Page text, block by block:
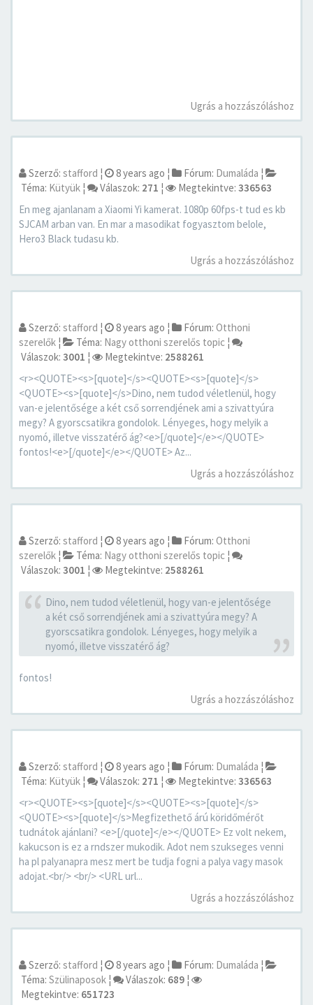
Ugrás a hozzászóláshoz
Szerző: stafford ¦ 8 years ago ¦ Fórum: Dumaláda ¦
Téma: Kütyük ¦ Válaszok: 271 ¦ Megtekintve: 336563
En meg ajanlanam a Xiaomi Yi kamerat. 1080p 60fps-t tud es kb
SJCAM arban van. En mar a masodikat fogyasztom belole,
Hero3 Black tudasu kb.
Ugrás a hozzászóláshoz
Szerző: stafford ¦ 8 years ago ¦ Fórum: Otthoni
szerelők ¦ Téma: Nagy otthoni szerelős topic ¦
Válaszok: 3001 ¦ Megtekintve: 2588261
<r><QUOTE><s>[quote]</s><QUOTE><s>[quote]</s>
<QUOTE><s>[quote]</s>Dino, nem tudod véletlenül, hogy
van-e jelentősége a két cső sorrendjének ami a szivattyúra
megy? A gyorscsatikra gondolok. Lényeges, hogy melyik a
nyomó, illetve visszatérő ág?<e>[/quote]</e></QUOTE>
fontos!<e>[/quote]</e></QUOTE> Az...
Ugrás a hozzászóláshoz
Szerző: stafford ¦ 8 years ago ¦ Fórum: Otthoni
szerelők ¦ Téma: Nagy otthoni szerelős topic ¦
Válaszok: 3001 ¦ Megtekintve: 2588261
Dino, nem tudod véletlenül, hogy van-e jelentősége
a két cső sorrendjének ami a szivattyúra megy? A
gyorscsatikra gondolok. Lényeges, hogy melyik a
nyomó, illetve visszatérő ág?
fontos!
Ugrás a hozzászóláshoz
Szerző: stafford ¦ 8 years ago ¦ Fórum: Dumaláda ¦
Téma: Kütyük ¦ Válaszok: 271 ¦ Megtekintve: 336563
<r><QUOTE><s>[quote]</s><QUOTE><s>[quote]</s>
<QUOTE><s>[quote]</s>Megfizethető árú köridőmérőt
tudnátok ajánlani? <e>[/quote]</e></QUOTE> Ez volt nekem,
kakucson is ez a rndszer mukodik. Adot nem szukseges venni
ha pl palyanapra mesz mert be tudja fogni a palya vagy masok
adojat.<br/> <br/> <URL url...
Ugrás a hozzászóláshoz
Szerző: stafford ¦ 8 years ago ¦ Fórum: Dumaláda ¦
Téma: Szülinaposok ¦ Válaszok: 689 ¦
Megtekintve: 651723